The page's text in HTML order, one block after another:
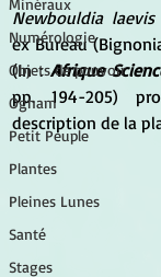
Minéraux
Numérologie
Objets de pouvoir
Ogham
Petit Peuple
Plantes
Pleines Lunes
Santé
Stages
Newbouldia laevis
ex Bureau
(In : Afrique
pp. 194-205)
description de la